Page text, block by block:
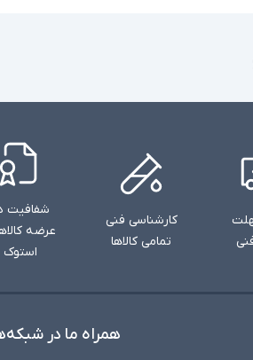
کارشناسی فنی
تمامی کالاها
شفافیت
عرضه
استوک
همراه ما در